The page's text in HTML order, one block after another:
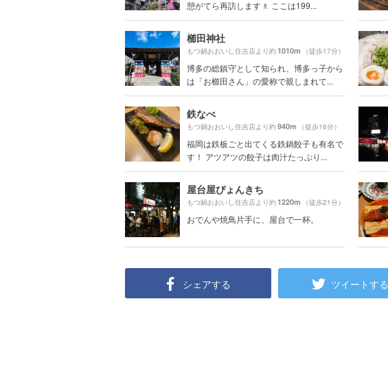
憩がてら再訪します🚶 ここは199...
櫛田神社
もつ鍋おおいし住吉店より約1010m （徒歩17分）
博多の総鎮守として知られ、博多っ子から
は「お櫛田さん」の愛称で親しまれて...
鉄なべ
もつ鍋おおいし住吉店より約940m （徒歩16分）
福岡は鉄板ごと出てくる鉄鍋餃子も有名で
す！ アツアツの餃子は肉汁たっぷり...
屋台屋ぴょんきち
もつ鍋おおいし住吉店より約1220m （徒歩21分）
おでんや焼鳥片手に、屋台で一杯。
シェアする ツイートする